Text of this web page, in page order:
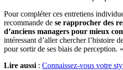
Pour compléter ces entretiens
recommande de se rapprocher des
d’anciens managers pour mieux
intéressant d’aller chercher l’histoire
pour sortir de ses biais de perception. »
Lire aussi : Connaissez-vous votre